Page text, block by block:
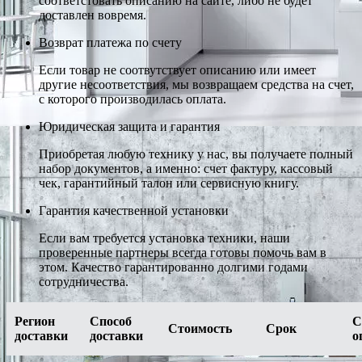
доставлен вовремя.
Возврат платежа по счету
Если товар не соотвутствует описанию или имеет
другие несоответствия, мы возвращаем средства на счет,
с которого производилась оплата.
Юридическая защита и гарантия
Приобретая любую технику у нас, вы получаете полный
набор документов, а именно: счет фактуру, кассовый
чек, гарантийный талон или сервисную книгу.
Гарантия качественной установки
Если вам требуется установка техники, наши
проверенные партнеры всегда готовы помочь вам в
этом. Качество гарантированно долгими годами
сотрудничества.
Регион
доставки
Способ
доставки
Стоимость Срок